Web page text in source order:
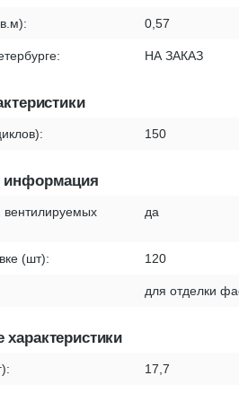
0,57
НА ЗАКАЗ
150
информация
вентилируемых
да
(шт): 120
для отделки
17,7